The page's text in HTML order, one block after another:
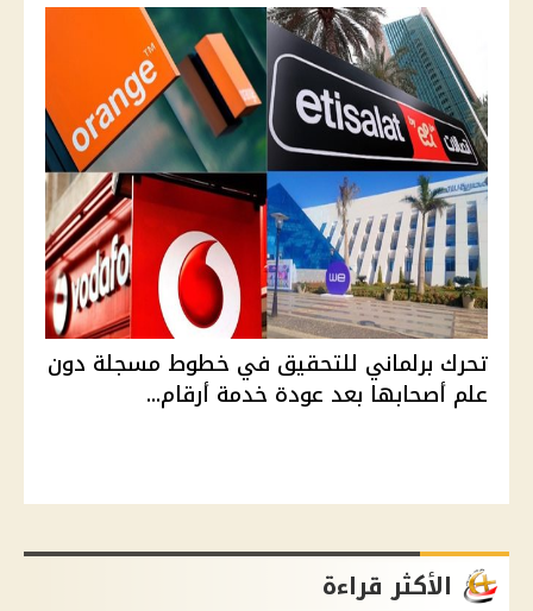
تحرك برلماني للتحقيق في خطوط مسجلة دون
علم أصحابها بعد عودة خدمة أرقام...
الأكثر قراءة